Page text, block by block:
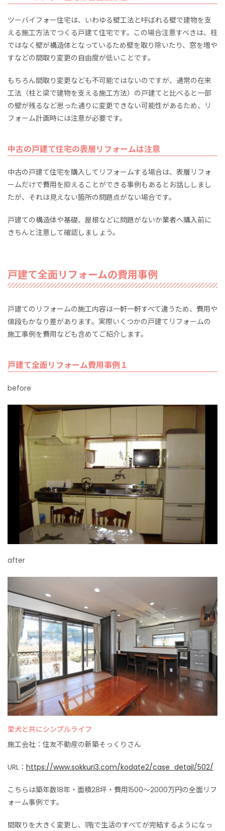
ツーバイフォー住宅は、いわゆる壁工法と呼ばれる壁で建物を支
える施工方法でつくる戸建て住宅です。この場合注意すべきは、柱
ではなく壁が構造体となっているため壁を取り除いたり、窓を増や
すなどの間取り変更の自由度が低いことです。
もちろん間取り変更なども不可能ではないのですが、通常の在来
工法（柱と梁で建物を支える施工方法）の戸建てと比べると一部
の壁が残るなど思った通りに変更できない可能性があるため、リ
フォーム計画時には注意が必要です。
中古の戸建て住宅の表層リフォームは注意
中古の戸建て住宅を購入してリフォームする場合は、表層リフォ
ームだけで費用を抑えることができる事例もあるとお話ししまし
たが、それは見えない箇所の問題点がない場合です。
戸建ての構造体や基礎、屋根などに問題がないか業者へ購入前に
きちんと注意して確認しましょう。
戸建て全面リフォームの費用事例
戸建てのリフォームの施工内容は一軒一軒すべて違うため、費用や
値段もかなり差があります。実際いくつかの戸建てリフォームの
施工事例を費用なども含めてご紹介します。
戸建て全面リフォーム費用事例１
before
after
愛犬と共にシンプルライフ
施工会社：住友不動産の新築そっくりさん
URL： https://www.sokkuri3.com/kodate2/case_detail/502/
こちらは築年数18年・面積28坪・費用1500～2000万円の全面リフ
ォーム事例です。
間取りを大きく変更し、1階で生活のすべてが完結するようになっ